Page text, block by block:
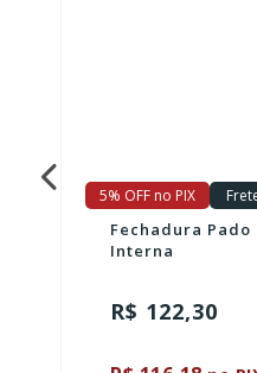
5% OFF no PIX
Fechadura Pado
Interna
R$ 122,30